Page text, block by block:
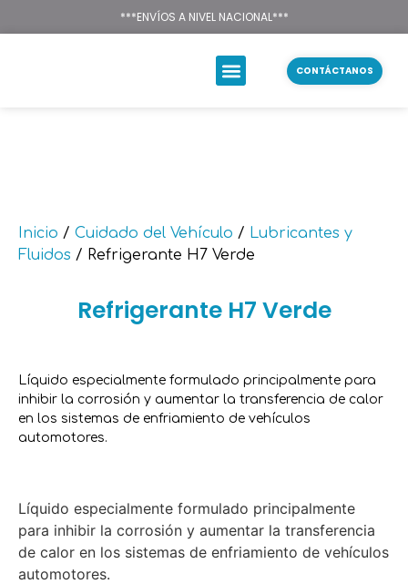
Texsal Venezuela –
***ENVÍOS A NIVEL NACIONAL***
CONTÁCTANOS
Inicio / Cuidado del Vehículo / Lubricantes y
Fluidos / Refrigerante H7 Verde
Refrigerante H7 Verde
Líquido especialmente formulado principalmente para
inhibir la corrosión y aumentar la transferencia de calor
en los sistemas de enfriamiento de vehículos
automotores.
Líquido especialmente formulado principalmente
para inhibir la corrosión y aumentar la transferencia
de calor en los sistemas de enfriamiento de vehículos
automotores.